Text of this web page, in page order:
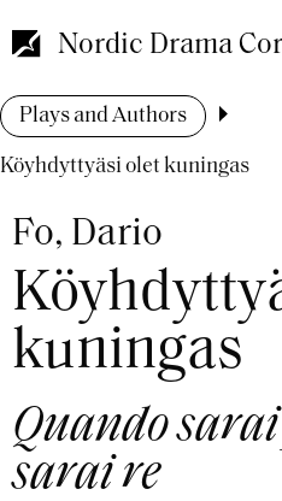
to
main
Nordic Drama
Breadcrumb
Plays and Authors
Köyhdyttyäsi olet kuningas
Fo, Dario
kuningas
Quando
sarai re